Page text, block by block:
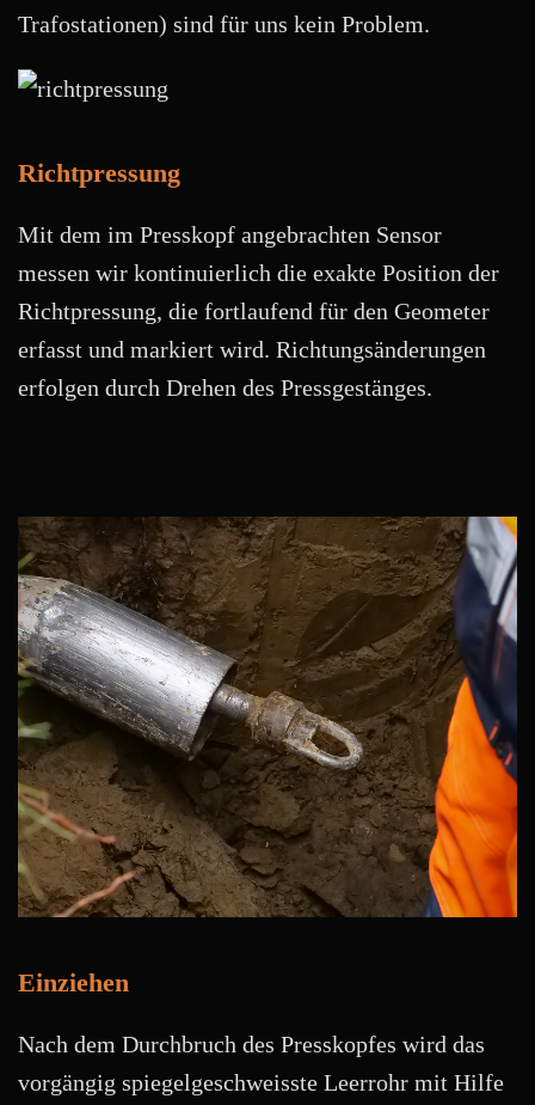
Trafostationen) sind für uns kein Problem.
Richtpressung
Mit dem im Presskopf angebrachten Sensor
messen wir kontinuierlich die exakte Position der
Richtpressung, die fortlaufend für den Geometer
erfasst und markiert wird. Richtungsänderungen
erfolgen durch Drehen des Pressgestänges.
Einziehen
Nach dem Durchbruch des Presskopfes wird das
vorgängig spiegelgeschweisste Leerrohr mit Hilfe